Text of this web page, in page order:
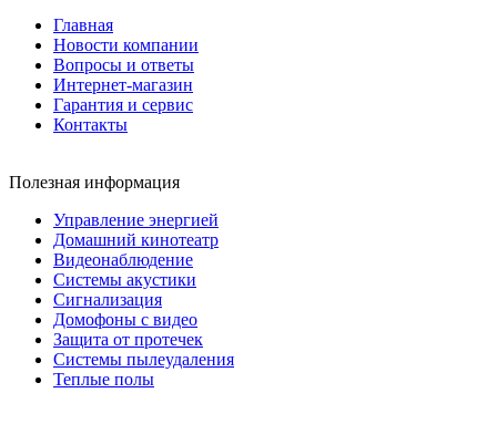
Главная
Новости компании
Вопросы и ответы
Интернет-магазин
Гарантия и сервис
Контакты
Полезная информация
Управление энергией
Домашний кинотеатр
Видеонаблюдение
Системы акустики
Сигнализация
Домофоны с видео
Защита от протечек
Системы пылеудаления
Теплые полы